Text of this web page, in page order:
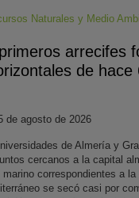
Naturales y Medio
arrecifes
de hace
de agosto de 2026
de Almería y
cercanos a la capital
correspondientes a
se secó casi por